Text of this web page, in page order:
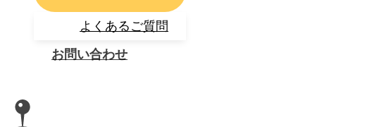
よくあるご質問
お問い合わせ
索